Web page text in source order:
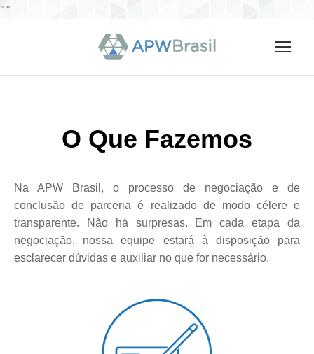
" "
O Que Fazemos
Na APW Brasil, o processo de negociação e de
conclusão de parceria é realizado de modo célere e
transparente. Não há surpresas. Em cada etapa da
negociação, nossa equipe estará à disposição para
esclarecer dúvidas e auxiliar no que for necessário.